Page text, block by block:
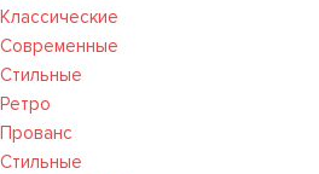
Классические
Современные
Стильные
Ретро
Прованс
Стильные